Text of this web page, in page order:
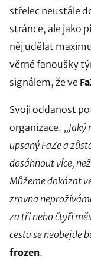
střelec neustále
stránce, ale jako
něj udělat
věrné fanoušky
signálem, že ve
Svoji oddanost
organizace. „Jaký
upsaný FaZe a
dosáhnout více,
Můžeme dokázat
zrovna
za tři nebo čtyři
cesta se neobejde
frozen.